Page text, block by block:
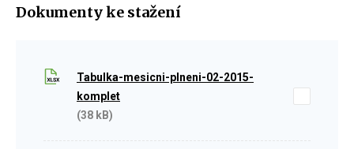
Dokumenty ke stažení
Tabulka-mesicni-plneni-02-2015-
komplet
(38 kB)